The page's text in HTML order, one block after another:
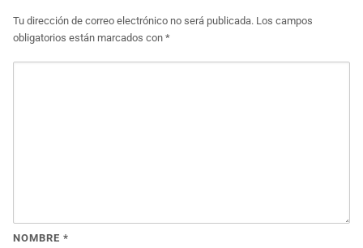
Tu dirección de correo electrónico no será publicada. Los campos
obligatorios están marcados con *
NOMBRE *